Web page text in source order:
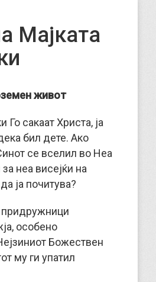
Мајката
живот
сакаат Христа, ја
бил дете. Ако
се вселил во Неа
неа висејќи на
ја почитува?
придружници
особено
Божествен
му ги упатил